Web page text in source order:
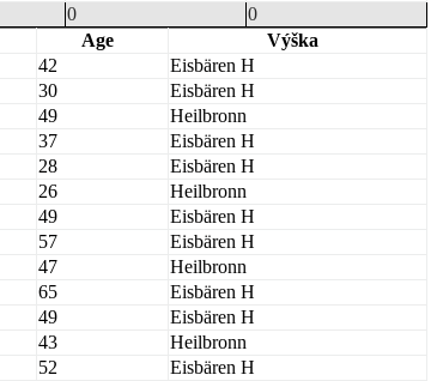
0
0
Age
Výška
42
Eisbären H
30
Eisbären H
49
Heilbronn
37
Eisbären H
28
Eisbären H
26
Heilbronn
49
Eisbären H
57
Eisbären H
47
Heilbronn
65
Eisbären H
49
Eisbären H
43
Heilbronn
52
Eisbären H